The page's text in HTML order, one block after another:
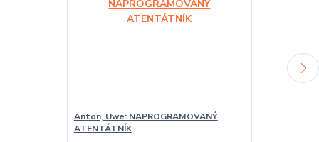
Anton, Uwe: NAPROGRAMOVANÝ
ATENTÁTNÍK